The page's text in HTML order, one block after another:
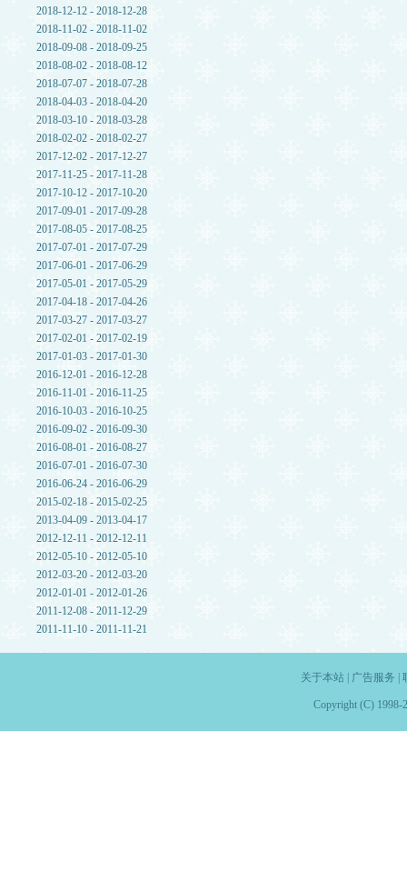
2018-12-12 - 2018-12-28
2018-11-02 - 2018-11-02
2018-09-08 - 2018-09-25
2018-08-02 - 2018-08-12
2018-07-07 - 2018-07-28
2018-04-03 - 2018-04-20
2018-03-10 - 2018-03-28
2018-02-02 - 2018-02-27
2017-12-02 - 2017-12-27
2017-11-25 - 2017-11-28
2017-10-12 - 2017-10-20
2017-09-01 - 2017-09-28
2017-08-05 - 2017-08-25
2017-07-01 - 2017-07-29
2017-06-01 - 2017-06-29
2017-05-01 - 2017-05-29
2017-04-18 - 2017-04-26
2017-03-27 - 2017-03-27
2017-02-01 - 2017-02-19
2017-01-03 - 2017-01-30
2016-12-01 - 2016-12-28
2016-11-01 - 2016-11-25
2016-10-03 - 2016-10-25
2016-09-02 - 2016-09-30
2016-08-01 - 2016-08-27
2016-07-01 - 2016-07-30
2016-06-24 - 2016-06-29
2015-02-18 - 2015-02-25
2013-04-09 - 2013-04-17
2012-12-11 - 2012-12-11
2012-05-10 - 2012-05-10
2012-03-20 - 2012-03-20
2012-01-01 - 2012-01-26
2011-12-08 - 2011-12-29
2011-11-10 - 2011-11-21
关于本站| 广告服务
Copyright (C) 1998-